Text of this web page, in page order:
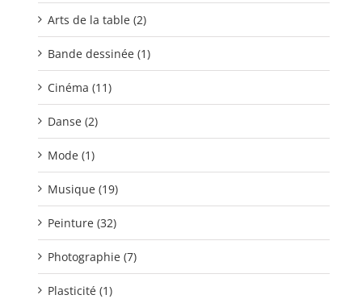
Arts de la table (2)
Bande dessinée (1)
Cinéma (11)
Danse (2)
Mode (1)
Musique (19)
Peinture (32)
Photographie (7)
Plasticité (1)